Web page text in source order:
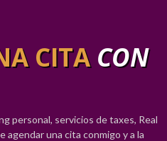
CITA CON
personal, servicios de taxes, Real
agendar una cita conmigo y a la